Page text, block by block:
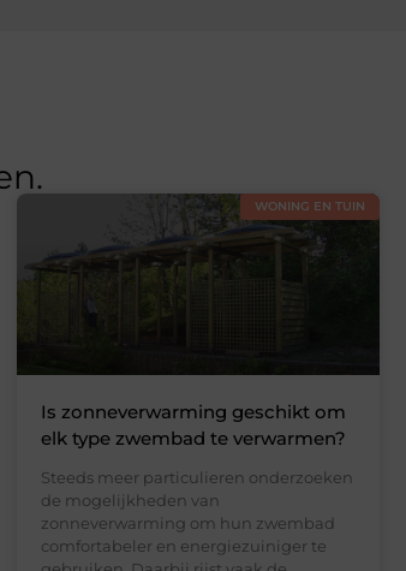
WONING EN TUIN
Is zonneverwarming geschikt om
elk type zwembad te verwarmen?
Steeds meer particulieren onderzoeken
de mogelijkheden van
zonneverwarming om hun zwembad
comfortabeler en energiezuiniger te